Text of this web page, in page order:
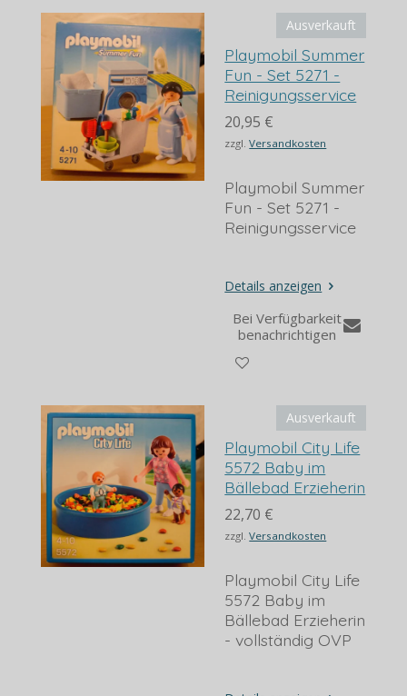
Ausverkauft
Playmobil Summer
Fun - Set 5271 -
Reinigungsservice
20,95 €
zzgl.Versandkosten
Playmobil Summer
Fun - Set 5271 -
Reinigungsservice
Details anzeigen
Bei Verfügbarkeit
benachrichtigen
Ausverkauft
Playmobil City Life
5572 Baby im
Bällebad Erzieherin
22,70 €
zzgl.Versandkosten
Playmobil City Life
5572 Baby im
Bällebad Erzieherin
- vollständig OVP